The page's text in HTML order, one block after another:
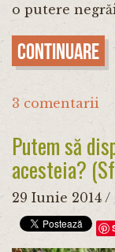
o putere
Continuare
3 comentarii
Putem să
acesteia?
29 Iunie 2014 /